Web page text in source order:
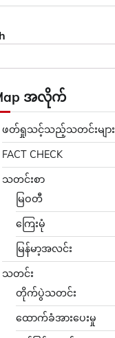
အလိုက်
ဖတ်ရှုသင့်သည့်သတင်းများ
FACT CHECK
သတင်းစာ
မြဝတီ
ကြေးမုံ
မြန်မာ့အလင်း
သတင်း
တိုက်ပွဲသတင်း
ထောက်ခံအားပေးမှု